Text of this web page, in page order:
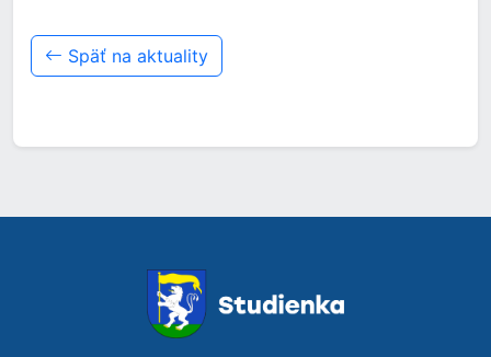
Späť na aktuality